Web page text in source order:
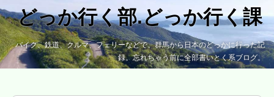
どっか行く部.どっか行く課
バイク、鉄道、クルマ、フェリーなどで、群馬から日本のどっかに行った記
録。忘れちゃう前に全部書いとく系ブログ。